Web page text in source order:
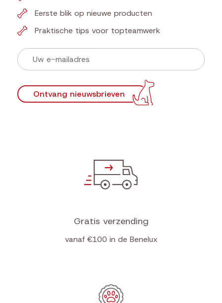
Eerste blik op nieuwe producten
Praktische tips voor topteamwerk
Ontvang nieuwsbrieven
Gratis verzending
vanaf €100 in de Benelux